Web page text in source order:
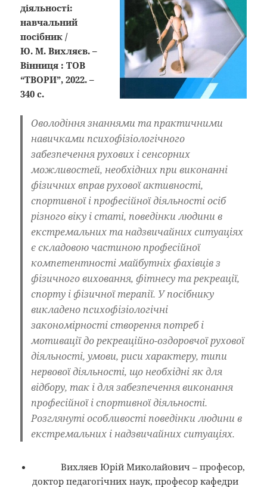
діяльності:
навчальний
посібник /
Ю. М. Вихляєв. –
Вінниця : ТОВ
“ТВОРИ”, 2022. –
340 с.
Оволодіння знаннями та практичними
навичками психофізіологічного
забезпечення рухових і сенсорних
можливостей, необхідних при виконанні
фізичних вправ рухової активності,
спортивної і професійної діяльності осіб
різного віку і статі, поведінки людини в
екстремальних та надзвичайних ситуаціях
є складовою частиною професійної
компетентності майбутніх фахівців з
фізичного виховання, фітнесу та рекреації,
спорту і фізичної терапії. У посібнику
викладено психофізіологічні
закономірності створення потреб і
мотивації до рекреаційно-оздоровчої рухової
діяльності, умови, риси характеру, типи
нервової діяльності, що необхідні як для
відбору, так і для забезпечення виконання
професійної і спортивної діяльності.
Розглянуті особливості поведінки людини в
екстремальних і надзвичайних ситуаціях.
Вихляєв Юрій Миколайович – професор,
доктор педагогічних наук, професор кафедри